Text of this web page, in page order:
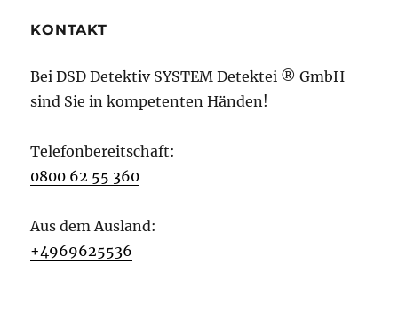
KONTAKT
Bei DSD Detektiv SYSTEM Detektei ® GmbH
sind Sie in kompetenten Händen!
Telefonbereitschaft:
0800 62 55 360
Aus dem Ausland:
+4969625536